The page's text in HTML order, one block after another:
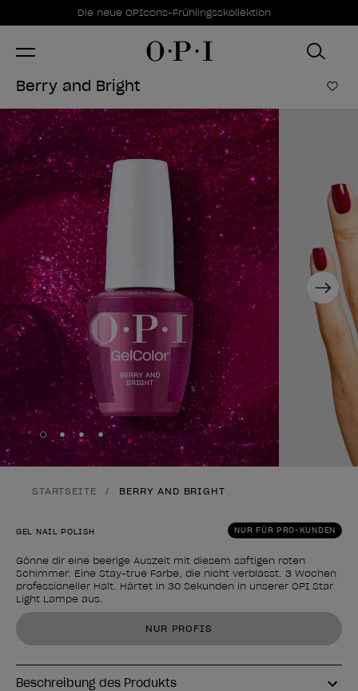
Sonderangebote
Die neue OPIcons-Frühlingsskollektion
Item 1 of 1
Berry and Bright Zur
Next
Skip to slide1
Skip to slide2
Skip to slide3
Skip to slide4
STARTSEITE BERRY AND BRIGHT
NUR FÜR PRO-KUNDEN
GEL NAIL POLISH
Gönne dir eine beerige Auszeit mit diesem saftigen roten
Schimmer. Eine Stay-true Farbe, die nicht verblasst. 3 Wochen
professioneller Halt. Härtet in 30 Sekunden in unserer OPI Star
Light Lampe aus.
Form des Produkts
NUR PROFIS
Beschreibung des Produkts